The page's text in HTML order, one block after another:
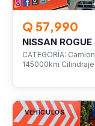
Q 57,990
NISSAN
CATEGORÍA:
145000km
VEHÍCULOS